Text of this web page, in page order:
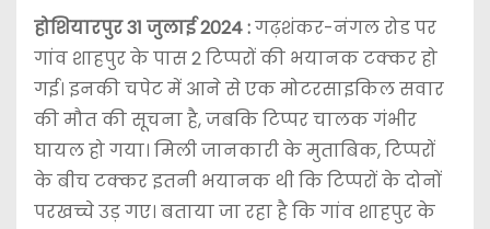
होशियारपुर 31 जुलाई 2024 :गढ़शंकर-नंगल रोड पर
गांव शाहपुर के पास 2 टिप्परों की भयानक टक्कर हो
गई। इनकी चपेट में आने से एक मोटरसाइकिल सवार
की मौत की सूचना है, जबकि टिप्पर चालक गंभीर
घायल हो गया। मिली जानकारी के मुताबिक, टिप्परों
के बीच टक्कर इतनी भयानक थी कि टिप्परों के दोनों
परखच्चे उड़ गए। बताया जा रहा है कि गांव शाहपुर के